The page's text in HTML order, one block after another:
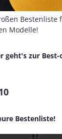
Bestenliste
Modelle!
geht's zur
Bestenliste!